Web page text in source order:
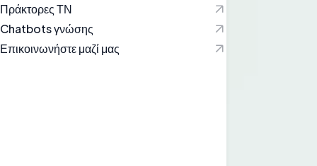
Πράκτορες ΤΝ
Chatbots γνώσης
Επικοινωνήστε μαζί μας